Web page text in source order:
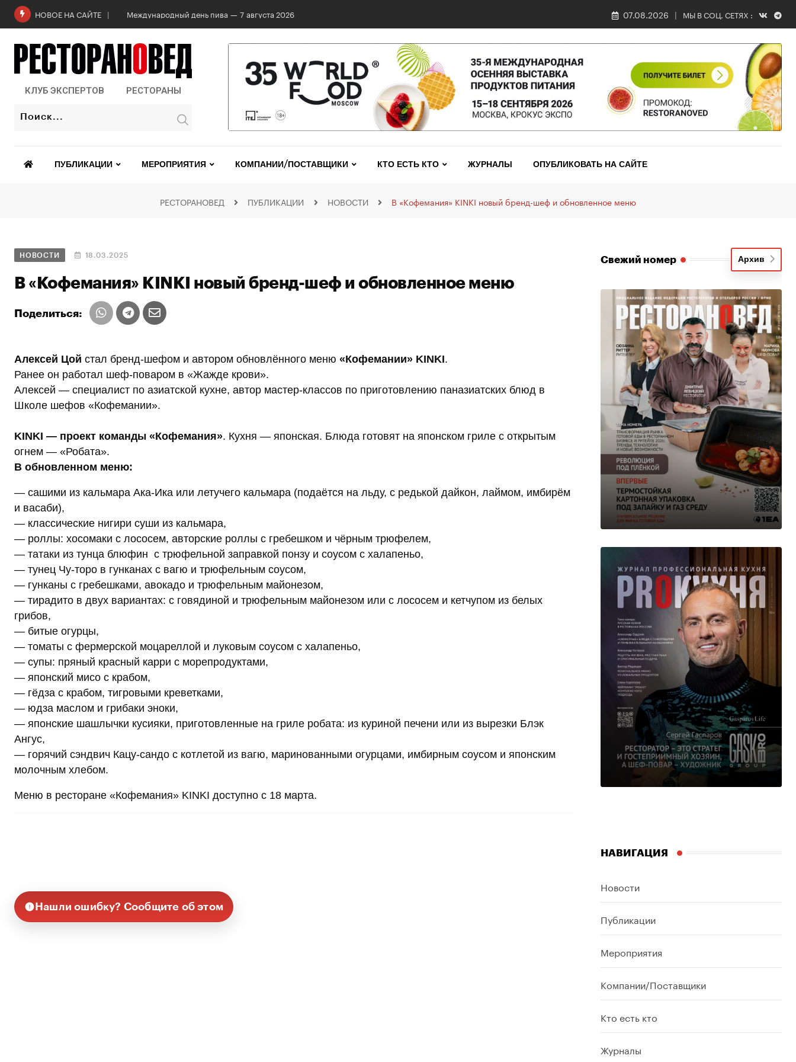
НОВОЕ НА САЙТЕ Международный день пива — 7 августа 2026 07.08.2026 МЫ В СОЦ. СЕТЯХ :
КЛУБ ЭКСПЕРТОВ РЕСТОРАНЫ
ПУБЛИКАЦИИ МЕРОПРИЯТИЯ КОМПАНИИ/ПОСТАВЩИКИ КТО ЕСТЬ КТО ЖУРНАЛЫ ОПУБЛИКОВАТЬ НА САЙТЕ
РЕСТОРАНОВЕД ПУБЛИКАЦИИ НОВОСТИ В «Кофемания» KINKI новый бренд-шеф и обновленное меню
НОВОСТИ 18.03.2025
В «Кофемания» KINKI новый бренд-шеф и обновленное меню
Поделиться:
Алексей Цой стал бренд-шефом и автором обновлённого меню «Кофемании» KINKI.
Ранее он работал шеф-поваром в «Жажде крови».
Алексей — специалист по азиатской кухне, автор мастер-классов по приготовлению паназиатских блюд в
Школе шефов «Кофемании».
KINKI — проект команды «Кофемания». Кухня — японская. Блюда готовят на японском гриле с открытым
огнем — «Робата».
В обновленном меню:
— сашими из кальмара Ака-Ика или летучего кальмара (подаётся на льду, с редькой дайкон, лаймом, имбирём
и васаби),
— классические нигири суши из кальмара,
— роллы: хосомаки с лососем, авторские роллы с гребешком и чёрным трюфелем,
— татаки из тунца блюфин с трюфельной заправкой понзу и соусом с халапеньо,
— тунец Чу-торо в гунканах с вагю и трюфельным соусом,
— гунканы с гребешками, авокадо и трюфельным майонезом,
— тирадито в двух вариантах: с говядиной и трюфельным майонезом или с лососем и кетчупом из белых
грибов,
— битые огурцы,
— томаты с фермерской моцареллой и луковым соусом с халапеньо,
— супы: пряный красный карри с морепродуктами,
— японский мисо с крабом,
— гёдза с крабом, тигровыми креветками,
— юдза маслом и грибаки эноки,
— японские шашлычки кусияки, приготовленные на гриле робата: из куриной печени или из вырезки Блэк
Ангус,
— горячий сэндвич Кацу-сандо с котлетой из вагю, маринованными огурцами, имбирным соусом и японским
молочным хлебом.
Меню в ресторане «Кофемания» KINKI доступно с 18 марта.
Нашли ошибку? Сообщите об этом
Свежий номер Архив
НАВИГАЦИЯ
Новости
Публикации
Мероприятия
Компании/Поставщики
Кто есть кто
Журналы